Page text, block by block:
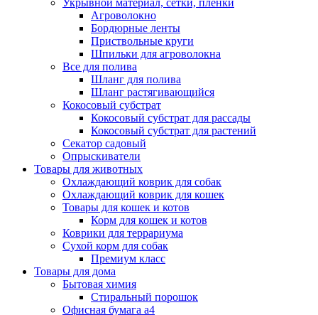
Укрывной материал, сетки, пленки
Агроволокно
Бордюрные ленты
Приствольные круги
Шпильки для агроволокна
Все для полива
Шланг для полива
Шланг растягивающийся
Кокосовый субстрат
Кокосовый субстрат для рассады
Кокосовый субстрат для растений
Секатор садовый
Опрыскиватели
Товары для животных
Охлаждающий коврик для собак
Охлаждающий коврик для кошек
Товары для кошек и котов
Корм для кошек и котов
Коврики для террариума
Сухой корм для собак
Премиум класс
Товары для дома
Бытовая химия
Стиральный порошок
Офисная бумага а4